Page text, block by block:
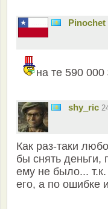
Pinochet
на те 590
shy_ric
Как раз-таки
бы снять деньги,
ему не было... т.к.
его, а по ошибке